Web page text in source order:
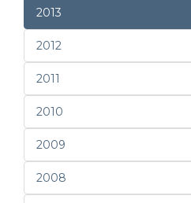
2013
2012
2011
2010
2009
2008